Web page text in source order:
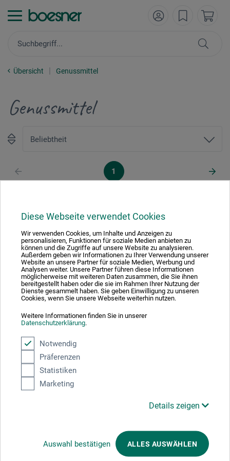
Diese Webseite verwendet Cookies
Wir verwenden Cookies, um Inhalte und Anzeigen zu
personalisieren, Funktionen für soziale Medien anbieten zu
können und die Zugriffe auf unsere Website zu analysieren.
Außerdem geben wir Informationen zu Ihrer Verwendung unserer
Website an unsere Partner für soziale Medien, Werbung und
Analysen weiter. Unsere Partner führen diese Informationen
möglicherweise mit weiteren Daten zusammen, die Sie ihnen
bereitgestellt haben oder die sie im Rahmen Ihrer Nutzung der
Dienste gesammelt haben. Sie geben Einwilligung zu unseren
Cookies, wenn Sie unsere Webseite weiterhin nutzen.
Weitere Informationen finden Sie in unserer
Datenschutzerklärung.
Notwendig
Präferenzen
Statistiken
Marketing
Details zeigen
Auswahl bestätigen ALLES AUSWÄHLEN
Übersicht Genussmittel
Genussmittel
1
Ausgezeichnet sicher
Zahlungsarten im Onlineshop
Produktkategorien